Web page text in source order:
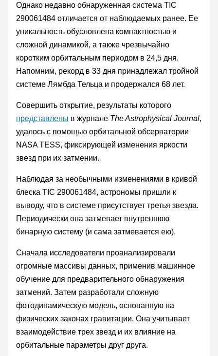
Однако недавно обнаруженная система TIC
290061484 отличается от наблюдаемых ранее. Ее
уникальность обусловлена компактностью и
сложной динамикой, а также чрезвычайно
коротким орбитальным периодом в 24,5 дня.
Напомним, рекорд в 33 дня принадлежал тройной
системе Лямбда Тельца и продержался 68 лет.
Совершить открытие, результаты которого
представлены в журнале The Astrophysical Journal,
удалось с помощью орбитальной обсерватории
NASA TESS, фиксирующей изменения яркости
звезд при их затмении.
Наблюдая за необычными изменениями в кривой
блеска TIC 290061484, астрономы пришли к
выводу, что в системе присутствует третья звезда.
Периодически она затмевает внутреннюю
бинарную систему (и сама затмевается ею).
Сначала исследователи проанализировали
огромные массивы данных, применив машинное
обучение для предварительного обнаружения
затмений. Затем разработали сложную
фотодинамическую модель, основанную на
физических законах гравитации. Она учитывает
взаимодействие трех звезд и их влияние на
орбитальные параметры друг друга.